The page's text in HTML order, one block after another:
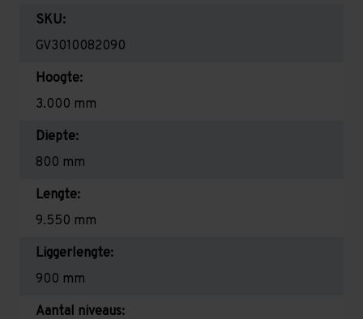
SKU:
GV3010082090
Hoogte:
3.000 mm
Diepte:
800 mm
Lengte:
9.550 mm
Liggerlengte:
900 mm
Aantal niveaus: